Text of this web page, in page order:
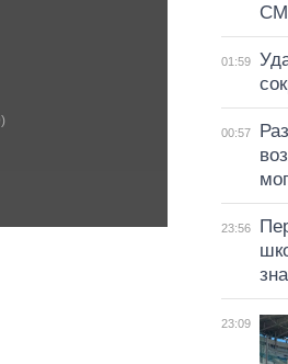
01:59
00:57
23:56
23:09